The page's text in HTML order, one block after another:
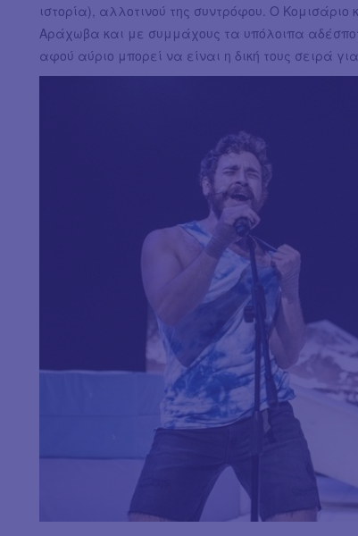
ιστορία), αλλοτινού της συντρόφου. Ο
Αράχωβα και με συμμάχους τα υπόλοιπα
αφού αύριο μπορεί να είναι η δική τους σειρά